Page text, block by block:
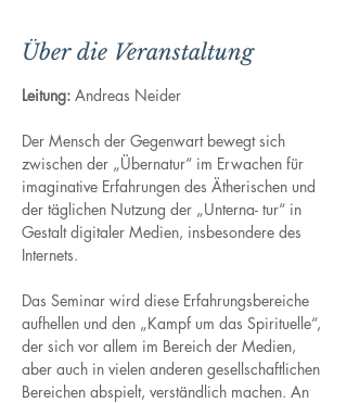
Über die Veranstaltung
Leitung: Andreas Neider
Der Mensch der Gegenwart bewegt sich
zwischen der „Übernatur“ im Erwachen für
imaginative Erfahrungen des Ätherischen und
der täglichen Nutzung der „Unterna- tur“ in
Gestalt digitaler Medien, insbesondere des
Internets.
Das Seminar wird diese Erfahrungsbereiche
aufhellen und den „Kampf um das Spirituelle“,
der sich vor allem im Bereich der Medien,
aber auch in vielen anderen gesellschaftlichen
Bereichen abspielt, verständlich machen. An